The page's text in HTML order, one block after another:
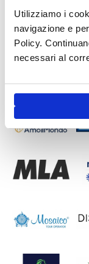
Utilizziamo i
navigazione e
Policy.
necessari al